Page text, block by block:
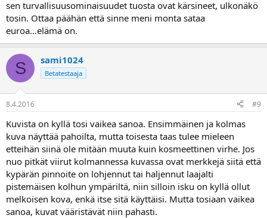
sen turvallisuusominaisuudet tuosta ovat kärsineet, ulkonäkö
tosin. Ottaa päähän että sinne meni monta sataa
euroa...elämä on.
S sami1024
Betatestaaja
8.4.2016 #9
Kuvista on kyllä tosi vaikea sanoa. Ensimmäinen ja kolmas
kuva näyttää pahoilta, mutta toisesta taas tulee mieleen
etteihän siinä ole mitään muuta kuin kosmeettinen virhe. Jos
nuo pitkät viirut kolmannessa kuvassa ovat merkkejä siitä että
kypärän pinnoite on lohjennut tai haljennut laajalti
pistemäisen kolhun ympäriltä, niin silloin isku on kyllä ollut
melkoisen kova, enkä itse sitä käyttäisi. Mutta tosiaan vaikea
sanoa, kuvat vääristävät niin pahasti.